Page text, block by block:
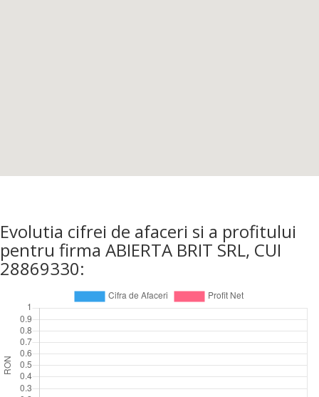
Evolutia cifrei de afaceri si a profitului
pentru firma ABIERTA BRIT SRL, CUI
28869330: